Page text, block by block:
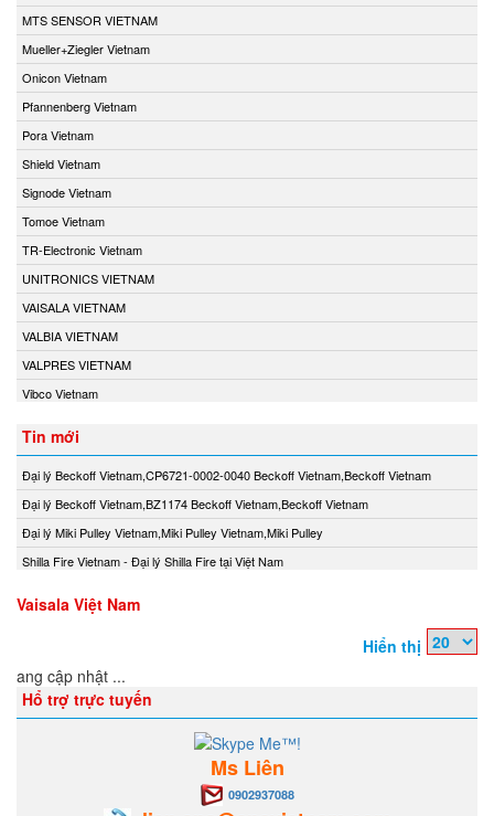
MTS SENSOR VIETNAM
Mueller+Ziegler Vietnam
Onicon Vietnam
Pfannenberg Vietnam
Pora Vietnam
Shield Vietnam
Signode Vietnam
Tomoe Vietnam
TR-Electronic Vietnam
UNITRONICS VIETNAM
VAISALA VIETNAM
VALBIA VIETNAM
VALPRES VIETNAM
Vibco Vietnam
Tin mới
Đại lý Beckoff Vietnam,CP6721-0002-0040 Beckoff Vietnam,Beckoff Vietnam
Đại lý Beckoff Vietnam,BZ1174 Beckoff Vietnam,Beckoff Vietnam
Đại lý Miki Pulley Vietnam,Miki Pulley Vietnam,Miki Pulley
Shilla Fire Vietnam - Đại lý Shilla Fire tại Việt Nam
Vaisala Việt Nam
Hiển thị
Đang cập nhật ...
Hổ trợ trực tuyến
Ms Liên
0902937088